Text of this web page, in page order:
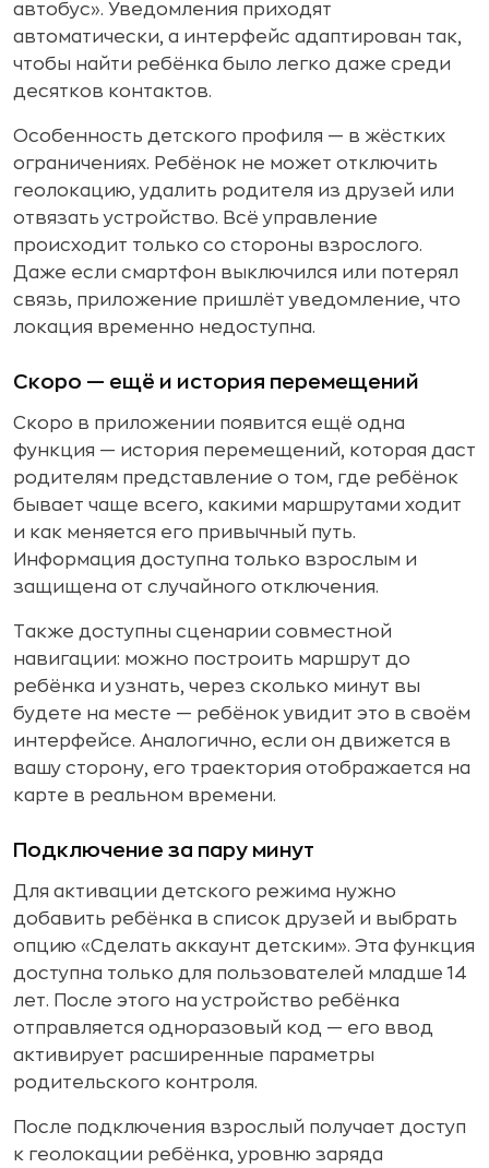
автобус». Уведомления приходят
автоматически, а интерфейс адаптирован так,
чтобы найти ребёнка было легко даже среди
десятков контактов.
Особенность детского профиля — в жёстких
ограничениях. Ребёнок не может отключить
геолокацию, удалить родителя из друзей или
отвязать устройство. Всё управление
происходит только со стороны взрослого.
Даже если смартфон выключился или потерял
связь, приложение пришлёт уведомление, что
локация временно недоступна.
Скоро — ещё и история перемещений
Скоро в приложении появится ещё одна
функция — история перемещений, которая даст
родителям представление о том, где ребёнок
бывает чаще всего, какими маршрутами ходит
и как меняется его привычный путь.
Информация доступна только взрослым и
защищена от случайного отключения.
Также доступны сценарии совместной
навигации: можно построить маршрут до
ребёнка и узнать, через сколько минут вы
будете на месте — ребёнок увидит это в своём
интерфейсе. Аналогично, если он движется в
вашу сторону, его траектория отображается на
карте в реальном времени.
Подключение за пару минут
Для активации детского режима нужно
добавить ребёнка в список друзей и выбрать
опцию «Сделать аккаунт детским». Эта функция
доступна только для пользователей младше 14
лет. После этого на устройство ребёнка
отправляется одноразовый код — его ввод
активирует расширенные параметры
родительского контроля.
После подключения взрослый получает доступ
к геолокации ребёнка, уровню заряда